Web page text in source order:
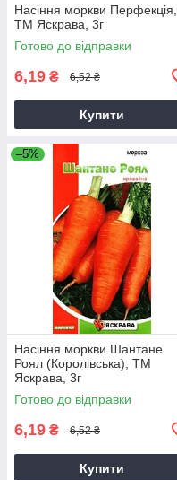
Насіння моркви Перфекцiя,
ТМ Яскрава, 3г
Готово до відправки
6,19 ₴ 6,52 ₴
Купити
–5%
Насіння моркви Шантане
Роял (Королівська), ТМ
Яскрава, 3г
Готово до відправки
6,19 ₴ 6,52 ₴
Купити